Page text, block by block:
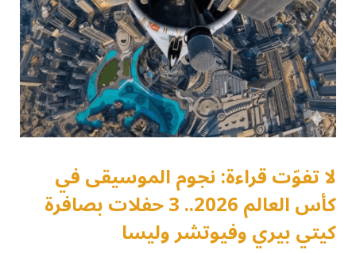
لا تفوّت قراءة: نجوم الموسيقى في
كأس العالم 2026.. 3 حفلات بصافرة
كيتي بيري وفيوتشر وليسا